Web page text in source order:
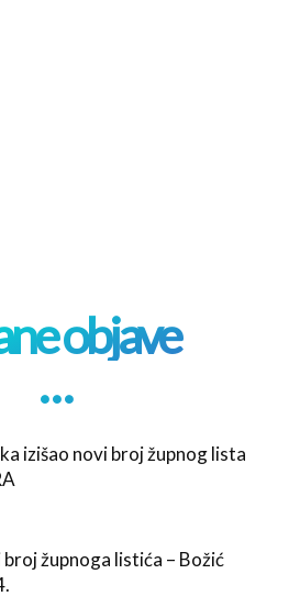
objave
. . .
izišao novi broj župnog lista
župnoga listića – Božić